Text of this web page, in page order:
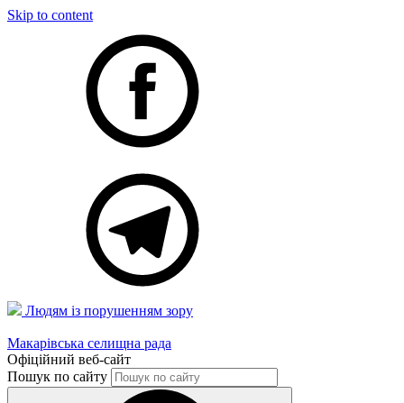
Skip to content
Людям із порушенням зору
Макарівська селищна рада
Офіційний веб-сайт
Пошук по сайту